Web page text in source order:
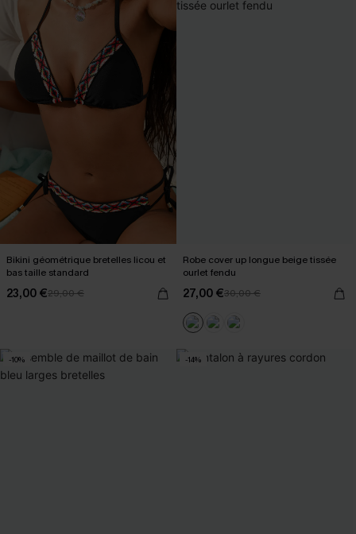
Bikini géométrique bretelles licou et
bas taille standard
23,00 €29,00 €
Robe cover up longue beige tissée
ourlet fendu
27,00 €30,00 €
-10% -14%